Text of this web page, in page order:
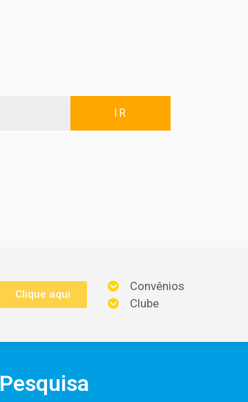
IR
Clique aqui
Convênios
Clube
Pesquisa